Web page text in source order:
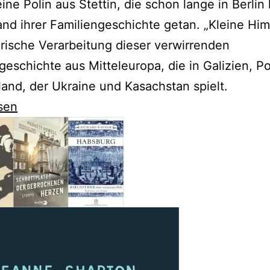
Polin aus Stettin, die schon lange in Berlin
ihrer Familiengeschichte getan. „Kleine
Verarbeitung dieser verwirrenden
aus Mitteleuropa, die in Galizien,
der Ukraine und Kasachstan spielt.